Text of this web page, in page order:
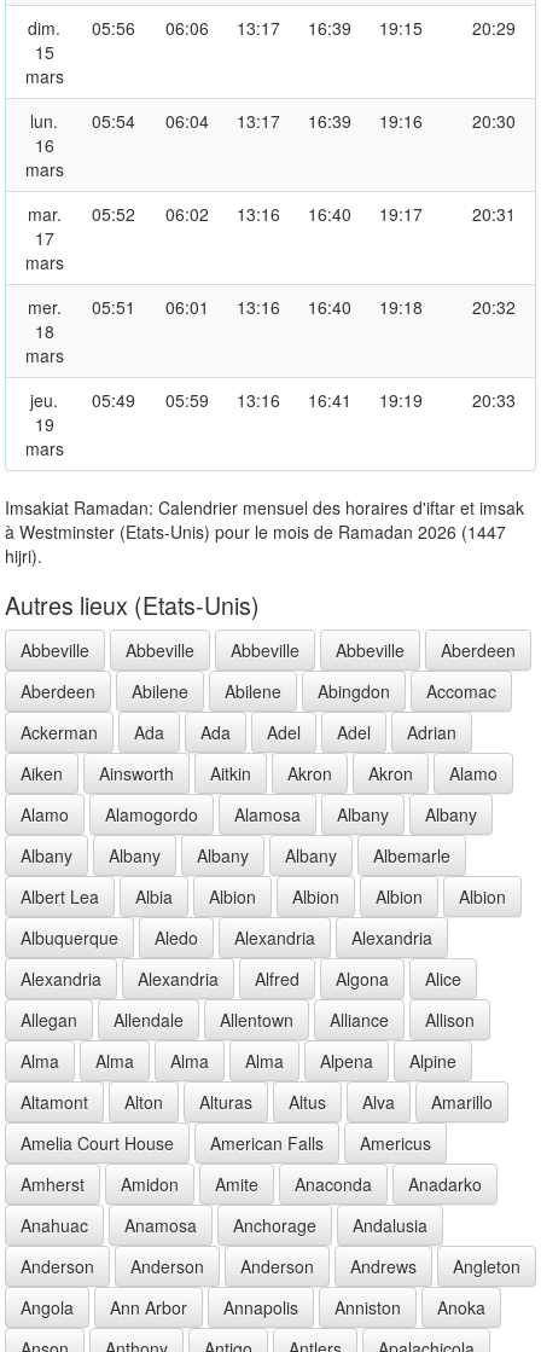
dim.
15
mars
05:56 06:06 13:17 16:39 19:15 20:29
lun.
16
mars
05:54 06:04 13:17 16:39 19:16 20:30
mar.
17
mars
05:52 06:02 13:16 16:40 19:17 20:31
mer.
18
mars
05:51 06:01 13:16 16:40 19:18 20:32
jeu.
19
mars
05:49 05:59 13:16 16:41 19:19 20:33
Imsakiat Ramadan: Calendrier mensuel des horaires d'iftar et imsak
à Westminster (Etats-Unis) pour le mois de Ramadan 2026 (1447
hijri).
Autres lieux (Etats-Unis)
Abbeville Abbeville Abbeville Abbeville
Aberdeen
Aberdeen
Abilene Abilene Abingdon
Accomac
Ackerman
Ada Ada Adel Adel
Adrian
Aiken
Ainsworth Aitkin Akron Akron
Alamo
Alamo
Alamogordo Alamosa Albany
Albany
Albany
Albany Albany Albany
Albemarle
Albert Lea
Albia Albion Albion Albion
Albion
Albuquerque
Aledo Alexandria
Alexandria
Alexandria
Alexandria Alfred Algona
Alice
Allegan
Allendale Allentown Alliance
Allison
Alma
Alma Alma Alma Alpena
Alpine
Altamont
Alton Alturas Altus Alva
Amarillo
Amelia Court House
American Falls
Americus
Amherst
Amidon Amite Anaconda
Anadarko
Anahuac
Anamosa Anchorage
Andalusia
Anderson
Anderson Anderson Andrews
Angleton
Angola
Ann Arbor Annapolis Anniston
Anoka